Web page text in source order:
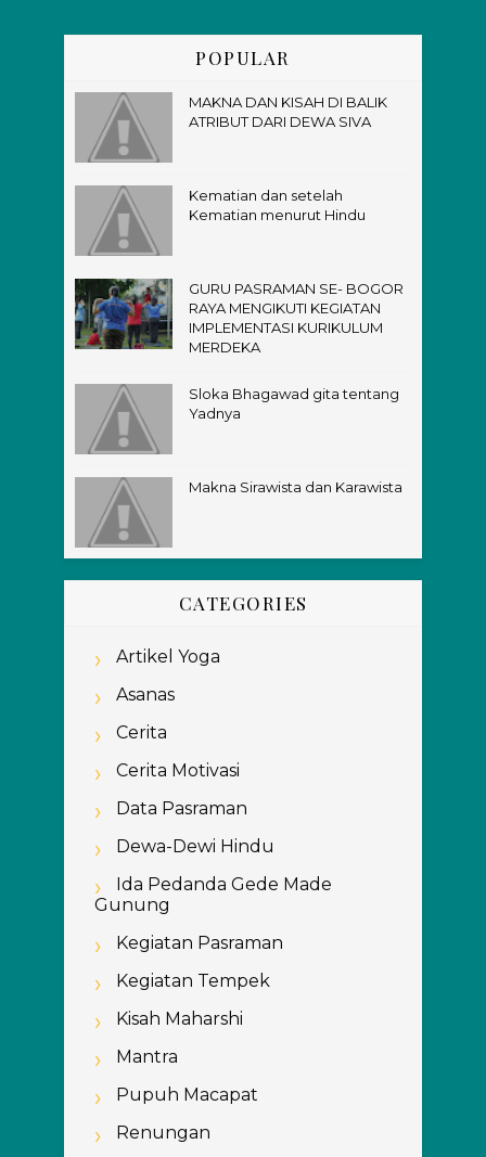
POPULAR
MAKNA DAN KISAH DI BALIK
ATRIBUT DARI DEWA SIVA
Kematian dan setelah
Kematian menurut Hindu
GURU PASRAMAN SE- BOGOR
RAYA MENGIKUTI KEGIATAN
IMPLEMENTASI KURIKULUM
MERDEKA
Sloka Bhagawad gita tentang
Yadnya
Makna Sirawista dan Karawista
CATEGORIES
Artikel Yoga
Asanas
Cerita
Cerita Motivasi
Data Pasraman
Dewa-Dewi Hindu
Ida Pedanda Gede Made
Gunung
Kegiatan Pasraman
Kegiatan Tempek
Kisah Maharshi
Mantra
Pupuh Macapat
Renungan